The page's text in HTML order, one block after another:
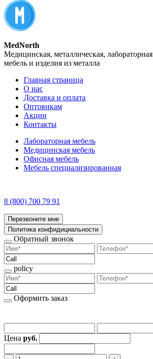
MedNorth
Медицинская, металлическая, лабораторная
мебель и изделия из металла
Главная страница
О нас
Доставка и оплата
Оптовикам
Акции
Контакты
Лабораторная мебель
Медицинская мебель
Офисная мебель
Мебель специализированная
8 (800) 700 79 91
Перезвоните мне
Политика конфидициальности
Обратный звонок
policy
Оформить заказ
Цена руб.